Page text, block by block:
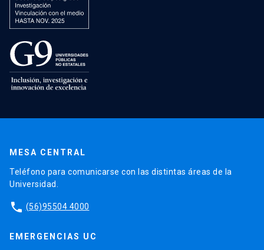
MESA CENTRAL
Teléfono para comunicarse con las distintas áreas de la
Universidad.
phone (56)95504 4000
EMERGENCIAS UC